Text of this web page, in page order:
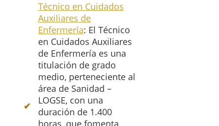
Técnico en Cuidados
Auxiliares de
Enfermería: El Técnico
en Cuidados Auxiliares
de Enfermería es una
titulación de grado
medio, perteneciente al
área de Sanidad –
LOGSE, con una
duración de 1.400